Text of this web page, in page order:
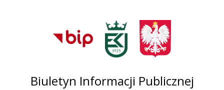
Przejdź do
głównego menu
Przejdź do treści
Przejdź do mapy
serwisu
Biuletyn Informacji Publicznej